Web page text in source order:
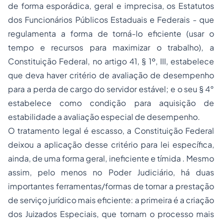
de forma esporádica, geral e imprecisa, os Estatutos
dos Funcionários Públicos Estaduais e Federais - que
regulamenta a forma de torná-lo eficiente (usar o
tempo e recursos para maximizar o trabalho), a
Constituição Federal, no artigo 41, § 1º, III, estabelece
que deva haver critério de avaliação de desempenho
para a perda de cargo do servidor estável; e o seu § 4°
estabelece como condição para aquisição de
estabilidade a avaliação especial de desempenho.
O tratamento legal é escasso, a Constituição Federal
deixou a aplicação desse critério para lei específica,
ainda, de uma forma geral, ineficiente e tímida . Mesmo
assim, pelo menos no Poder Judiciário, há duas
importantes ferramentas/formas de tornar a prestação
de serviço jurídico mais eficiente: a primeira é a criação
dos Juizados Especiais, que tornam o processo mais